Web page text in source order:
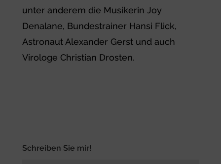
unter anderem die Musikerin Joy
Denalane, Bundestrainer Hansi Flick,
Astronaut Alexander Gerst und auch
Virologe Christian Drosten.
Schreiben Sie mir!